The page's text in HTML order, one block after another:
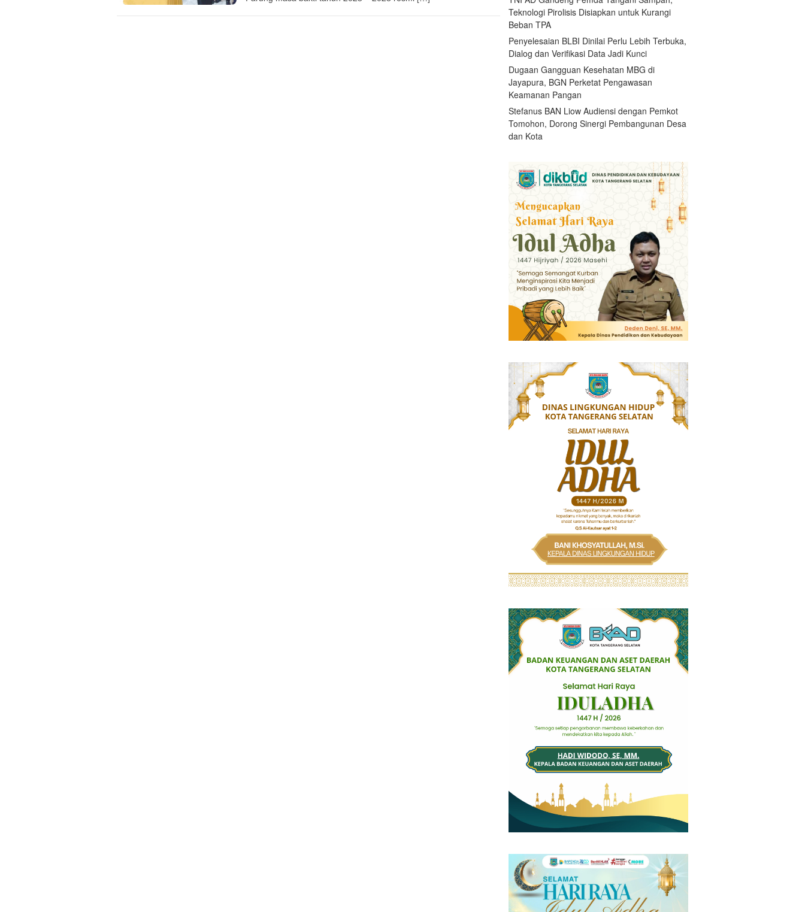
Teknologi Pirolisis Disiapkan untuk Kurangi
Beban TPA
Penyelesaian BLBI Dinilai Perlu Lebih Terbuka,
Dialog dan Verifikasi Data Jadi Kunci
Dugaan Gangguan Kesehatan MBG di
Jayapura, BGN Perketat Pengawasan
Keamanan Pangan
Stefanus BAN Liow Audiensi dengan Pemkot
Tomohon, Dorong Sinergi Pembangunan Desa
dan Kota